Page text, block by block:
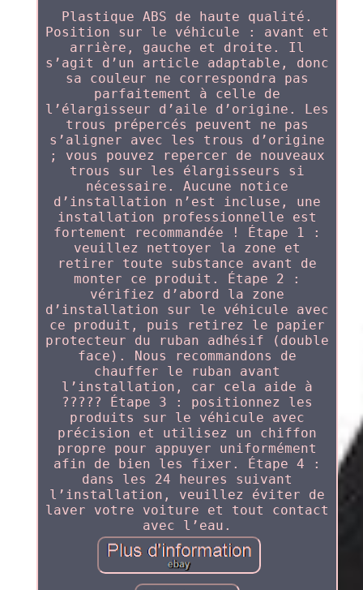
Plastique ABS de haute qualité.
Position sur le véhicule : avant et
arrière, gauche et droite. Il
s’agit d’un article adaptable, donc
sa couleur ne correspondra pas
parfaitement à celle de
l’élargisseur d’aile d’origine. Les
trous prépercés peuvent ne pas
s’aligner avec les trous d’origine
; vous pouvez repercer de nouveaux
trous sur les élargisseurs si
nécessaire. Aucune notice
d’installation n’est incluse, une
installation professionnelle est
fortement recommandée ! Étape 1 :
veuillez nettoyer la zone et
retirer toute substance avant de
monter ce produit. Étape 2 :
vérifiez d’abord la zone
d’installation sur le véhicule avec
ce produit, puis retirez le papier
protecteur du ruban adhésif (double
face). Nous recommandons de
chauffer le ruban avant
l’installation, car cela aide à
????? Étape 3 : positionnez les
produits sur le véhicule avec
précision et utilisez un chiffon
propre pour appuyer uniformément
afin de bien les fixer. Étape 4 :
dans les 24 heures suivant
l’installation, veuillez éviter de
laver votre voiture et tout contact
avec l’eau.